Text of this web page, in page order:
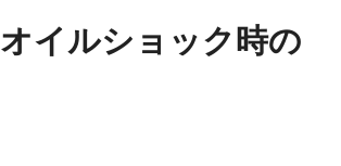
イルショック時の